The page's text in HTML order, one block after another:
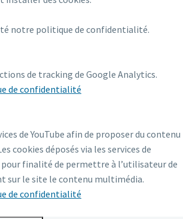
notre politique de confidentialité.
de tracking de Google Analytics.
de confidentialité
de YouTube afin de proposer du contenu
cookies déposés via les services de
finalité de permettre à l’utilisateur de
sur le site le contenu multimédia.
de confidentialité